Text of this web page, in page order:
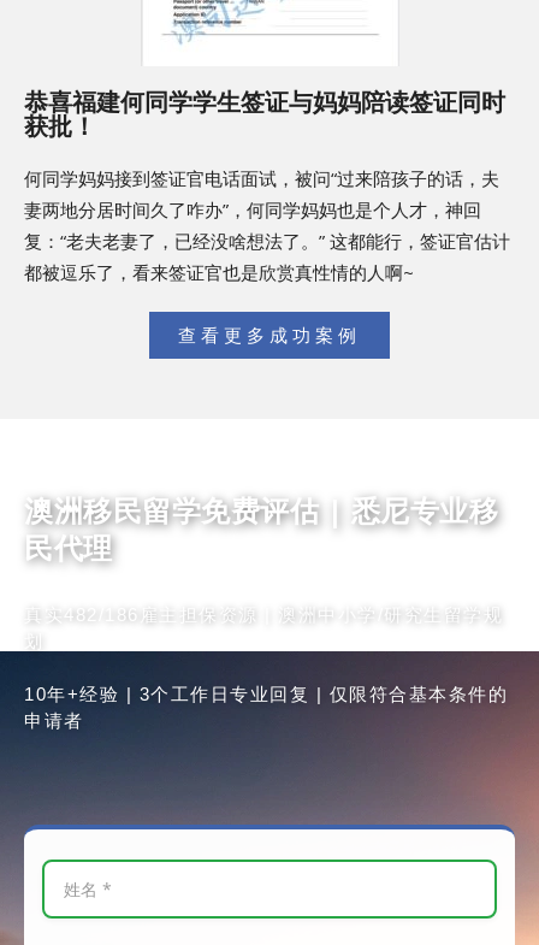
恭喜福建何同学学生签证与妈妈陪读签证同时
获批！
何同学妈妈接到签证官电话面试，被问“过来陪孩子的话，夫
妻两地分居时间久了咋办”，何同学妈妈也是个人才，神回
复：“老夫老妻了，已经没啥想法了。” 这都能行，签证官估计
都被逗乐了，看来签证官也是欣赏真性情的人啊~
查看更多成功案例
澳洲移民留学免费评估 | 悉尼专业移
民代理
真实482/186雇主担保资源 | 澳洲中小学/研究生留学规
划
10年+经验 | 3个工作日专业回复 | 仅限符合基本条件的
申请者